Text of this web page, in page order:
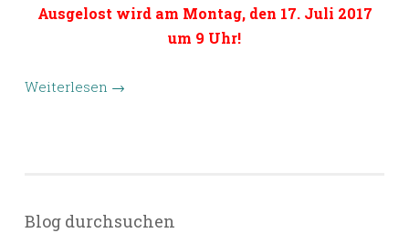
Ausgelost wird am Montag, den 17. Juli 2017
um 9 Uhr!
Weiterlesen →
Blog durchsuchen